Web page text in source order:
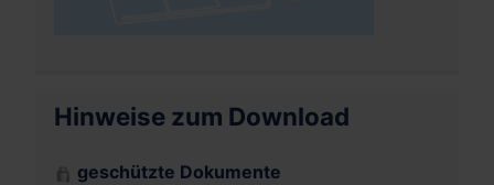
Hinweise zum Download
geschützte Dokumente